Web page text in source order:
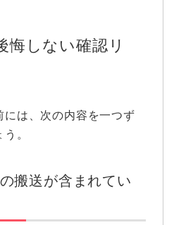
悔しない確認リ
には、次の内容を一つず
。
搬送が含まれてい